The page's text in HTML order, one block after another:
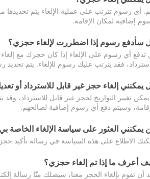
أي رسوم تترتب على عملية الإلغاء يتم
إضافية لمكان الإقامة.
سأدفع رسوم إذا اضطررت لإلغاء حجزي؟
تدفع أي رسوم على الإلغاء إذا كان حجزك مع إلغاء
فقد يترتب عليك رسوم للإلغاء. يتم
يمكنني إلغاء حجز غير قابل للاسترداد أو
يمكن تغيير التواريخ لحجز غير قابل للاسترداد،
وسيتم دفع أي رسوم إضافية لصالحهم.
يمكنني العثور على سياسة الإلغاء الخاصة
الاطلاع على هذه السياسة في رسالة تأكيد
أعرف ما إذا تم إلغاء حجزي؟
أن تقوم بإلغاء الحجز معنا، سيصلك منّا رسالة